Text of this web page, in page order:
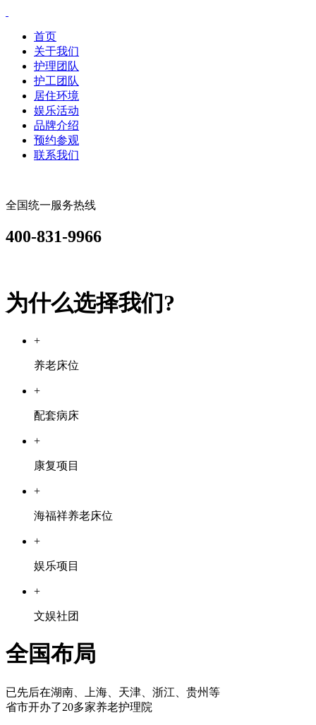
首页
关于我们
护理团队
护工团队
居住环境
娱乐活动
品牌介绍
预约参观
联系我们
全国统一服务热线
400-831-9966
为什么选择我们?
+
养老床位
+
配套病床
+
康复项目
+
海福祥养老床位
+
娱乐项目
+
文娱社团
全国布局
已先后在湖南、上海、天津、浙江、贵州等
省市开办了20多家养老护理院